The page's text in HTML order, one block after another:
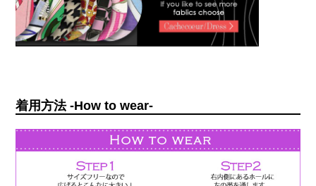
着用方法 -How to wear-